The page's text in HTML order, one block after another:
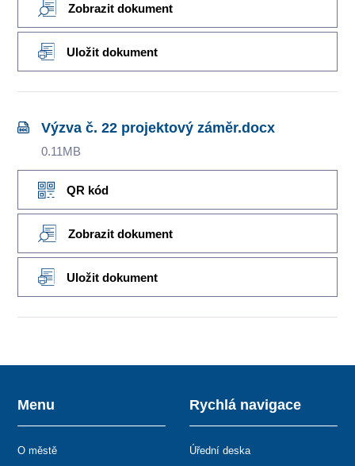
Zobrazit dokument
Uložit dokument
Výzva č. 22 projektový záměr.docx
0.11MB
QR kód
Zobrazit dokument
Uložit dokument
Menu
O městě
Rychlá navigace
Úřední deska